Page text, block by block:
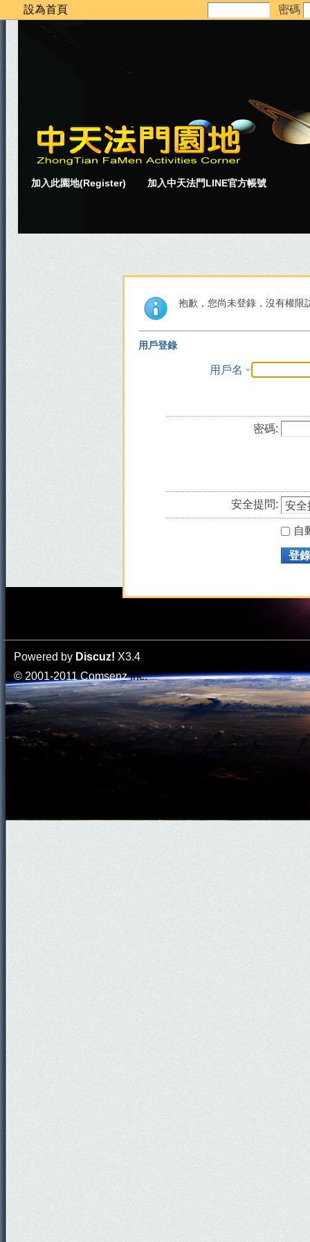
設為首頁 密碼
加入此園地(Register) 加入中天法門LINE官方帳號
抱歉，您尚未登錄，沒有權限
用戶登錄
用戶名
密碼:
安全提問:
自
登錄
Powered by Discuz! X3.4
© 2001-2011ComsenzInc.